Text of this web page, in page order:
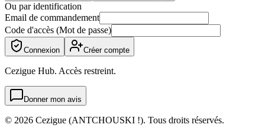
Ou par identification
Email de commandement
Code d'accès (Mot de passe)
Connexion Créer compte
Cezigue Hub. Accès restreint.
Donner mon avis
© 2026 Cezigue (ANTCHOUSKI !). Tous droits réservés.